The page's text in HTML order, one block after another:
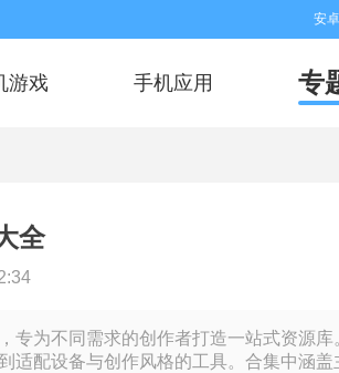
安
游戏 手机应用 专
全
专为不同需求的创作者打造一站式资源
适配设备与创作风格的工具。合集中涵